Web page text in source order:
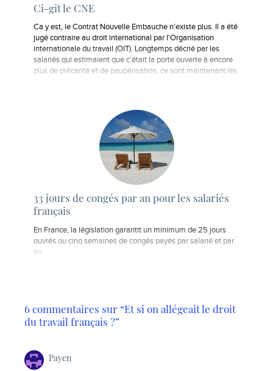
Ci-gît le CNE
Ca y est, le Contrat Nouvelle Embauche n’existe plus. Il a été
jugé contraire au droit international par l'Organisation
internationale du travail (OIT). Longtemps décrié par les
salariés qui estimaient que c’était la porte ouverte à encore
plus de précarité et de paupérisation, ce sont maintenant les
33 jours de congés par an pour les salariés
français
En France, la législation garantit un minimum de 25 jours
ouvrés ou cinq semaines de congés payés par salarié et par
an.
6 commentaires sur “Et si on allégeait le droit
du travail français ?”
Payen